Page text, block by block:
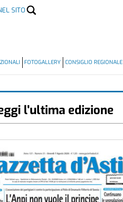
SITO
FOTOGALLERY CONSIGLIO REGIONALE
l'ultima edizione